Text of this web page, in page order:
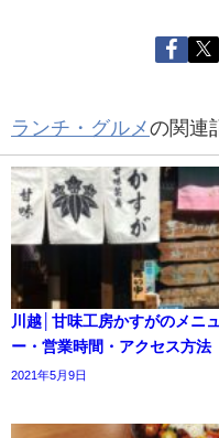
ランチ・グルメの関連
川越│甘味工房かすがのメニュ
ー・営業時間・アクセス方法
2021年5月9日